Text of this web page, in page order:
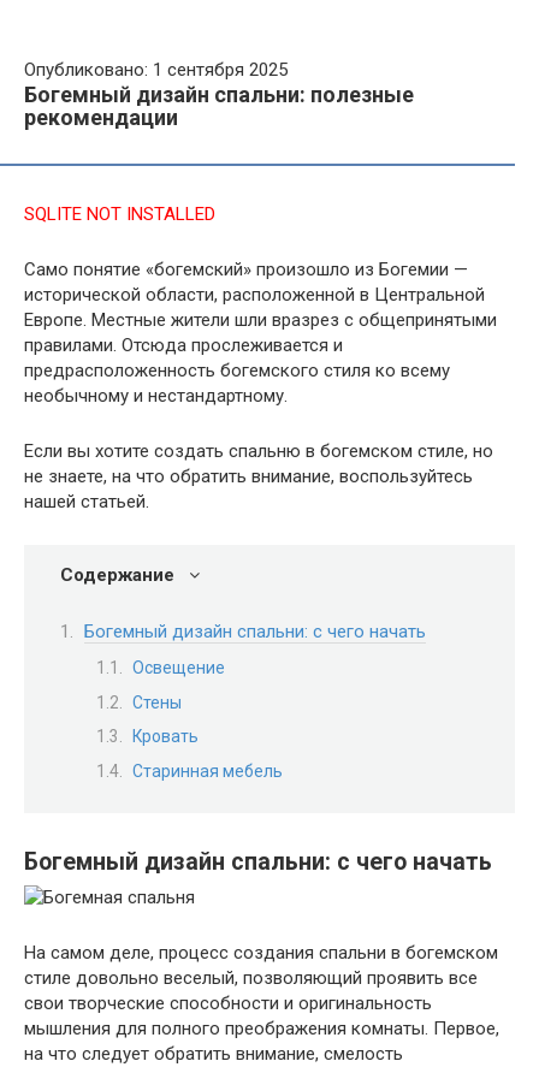
Опубликовано: 1 сентября 2025
Богемный дизайн спальни: полезные
рекомендации
SQLITE NOT INSTALLED
Само понятие «богемский» произошло из Богемии —
исторической области, расположенной в Центральной
Европе. Местные жители шли вразрез с общепринятыми
правилами. Отсюда прослеживается и
предрасположенность богемского стиля ко всему
необычному и нестандартному.
Если вы хотите создать спальню в богемском стиле, но
не знаете, на что обратить внимание, воспользуйтесь
нашей статьей.
Содержание
Богемный дизайн спальни: с чего начать
Освещение
Стены
Кровать
Старинная мебель
Богемный дизайн спальни: с чего начать
На самом деле, процесс создания спальни в богемском
стиле довольно веселый, позволяющий проявить все
свои творческие способности и оригинальность
мышления для полного преображения комнаты. Первое,
на что следует обратить внимание, смелость